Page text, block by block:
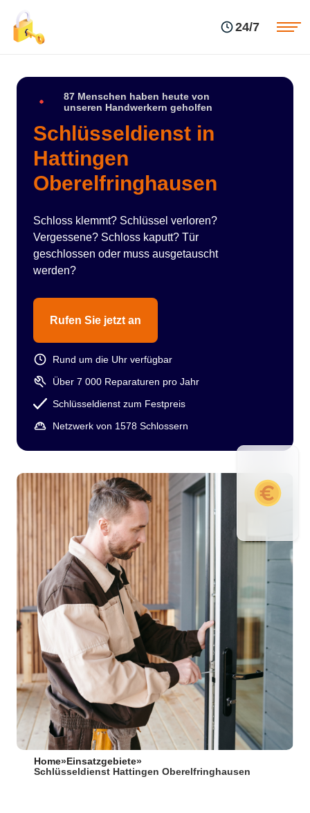
24/7
87 Menschen haben heute von
unseren Handwerkern geholfen
Schlüsseldienst in
Hattingen
Oberelfringhausen
Schloss klemmt? Schlüssel verloren?
Vergessene? Schloss kaputt? Tür
geschlossen oder muss ausgetauscht
werden?
Rufen Sie jetzt an
Rund um die Uhr verfügbar
Über 7 000 Reparaturen pro Jahr
Schlüsseldienst zum Festpreis
Netzwerk von 1578 Schlossern
Home» Einsatzgebiete»
Schlüsseldienst Hattingen Oberelfringhausen